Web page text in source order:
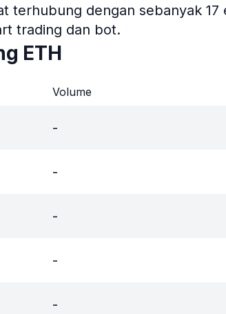
terhubung dengan sebanyak 17
trading dan bot.
ETH
Volume
-
-
-
-
-